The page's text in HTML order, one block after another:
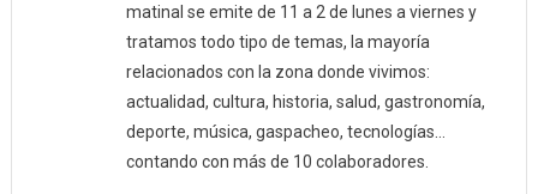
matinal se emite de 11 a 2 de lunes a viernes y
tratamos todo tipo de temas, la mayoría
relacionados con la zona donde vivimos:
actualidad, cultura, historia, salud, gastronomía,
deporte, música, gaspacheo, tecnologías…
contando con más de 10 colaboradores.